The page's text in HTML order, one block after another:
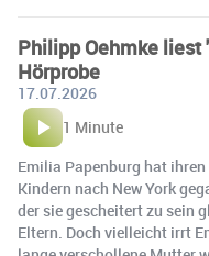
Philipp Oehmke liest
Hörprobe
17.07.2026
1 Minute
Emilia Papenburg hat
Kindern nach New York
der sie gescheitert zu sein
Eltern. Doch vielleicht irrt